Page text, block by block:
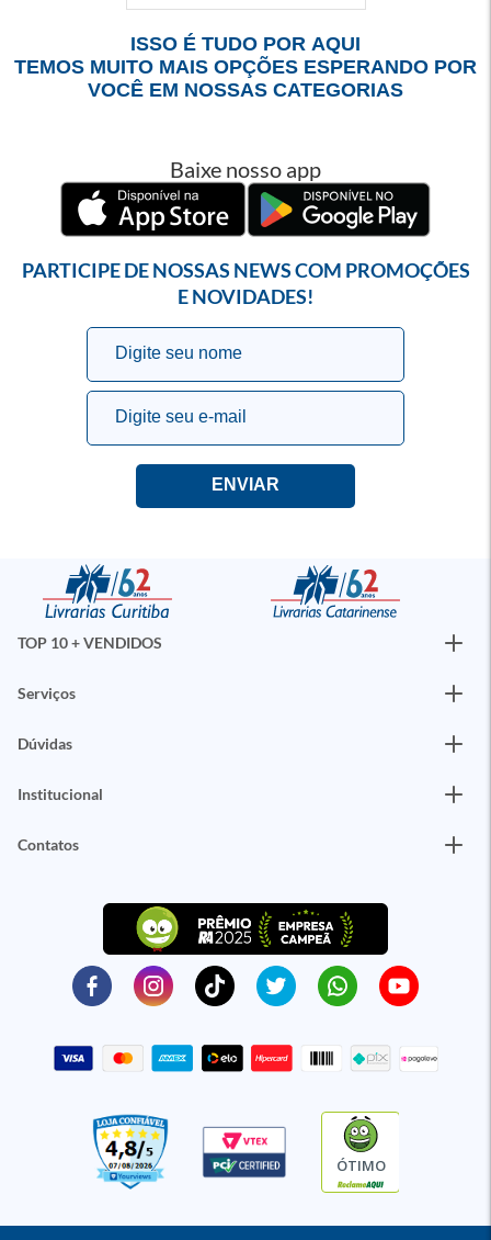
ISSO É TUDO POR AQUI
TEMOS MUITO MAIS OPÇÕES ESPERANDO POR
VOCÊ EM NOSSAS CATEGORIAS
Baixe nosso app
PARTICIPE DE NOSSAS NEWS COM PROMOÇÕES
E NOVIDADES!
TOP 10 + VENDIDOS
Serviços
Dúvidas
Institucional
Contatos
ÓTIMO